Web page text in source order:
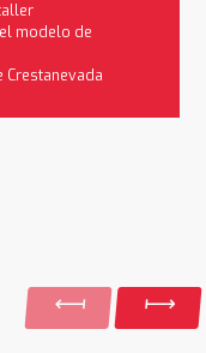
modelo de
Crestanevada